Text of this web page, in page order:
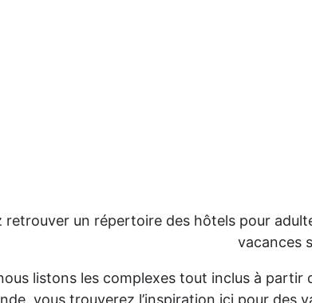
retrouver un répertoire des hôtels pour
vacances
listons les complexes tout inclus à partir
vous trouverez l’inspiration ici pour des